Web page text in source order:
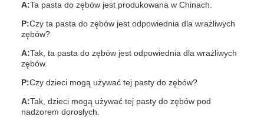
A:Ta pasta do zębów jest produkowana w Chinach.
P:Czy ta pasta do zębów jest odpowiednia dla wrażliwych
zębów?
A:Tak, ta pasta do zębów jest odpowiednia dla wrażliwych
zębów.
P:Czy dzieci mogą używać tej pasty do zębów?
A:Tak, dzieci mogą używać tej pasty do zębów pod
nadzorem dorosłych.